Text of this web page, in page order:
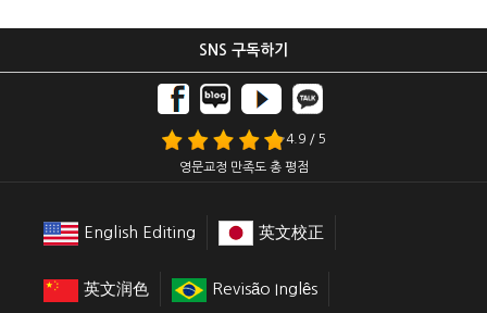
SNS 구독하기
4.9 / 5
영문교정 만족도 총 평점
English Editing 英文校正
英文润色 Revisão Inglês